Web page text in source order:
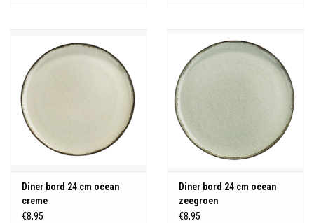
Diner bord 24 cm ocean
creme
€8,95
Diner bord 24 cm ocean
zeegroen
€8,95